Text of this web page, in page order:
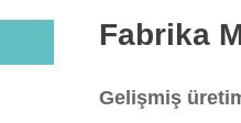
Fabrika
Gelişmiş